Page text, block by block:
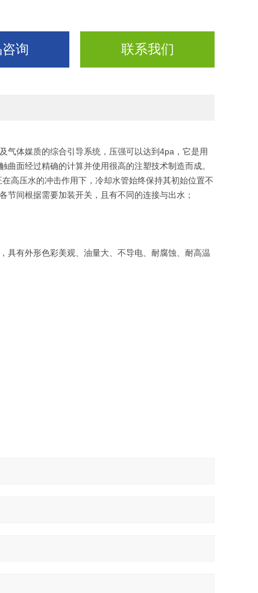
询 联系我们
气体媒质的综合引导系统，压强可以达到4pa，它是用
面经过精确的计算并使用很高的注塑技术制造而成。
高压水的冲击作用下，冷却水管始终保持其初始位置不
间根据需要加装开关，且有不同的连接与出水；
具有外形色彩美观、油量大、不导电、耐腐蚀、耐高温